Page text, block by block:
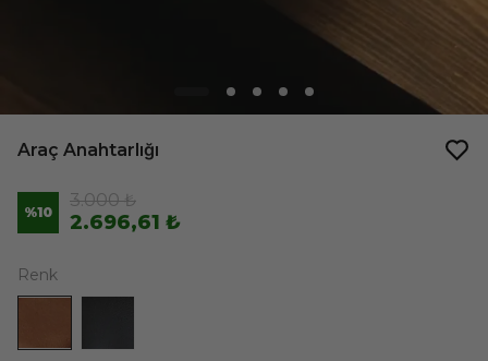
Araç Anahtarlığı
%10
3.000 ₺
2.696,61 ₺
Renk